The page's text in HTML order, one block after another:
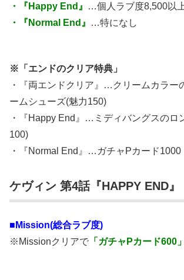
・『Happy End』
…個人ラブ度8,500以
・『Normal End』
…特になし
※「エンドのクリア特典」
・『両エンドクリア』…クリームカラー
ームシューズ(魅力150)
・『Happy End』…ミディバングスのロ
100)
・『Normal End』…ガチャPカード1000
ケヴィン 第4話『HAPPY END』
■Mission(総合ラブ度)
※Missionクリアで 「ガチャPカード600」